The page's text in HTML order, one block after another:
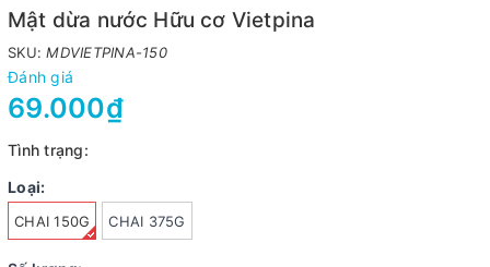
Mật dừa nước Hữu cơ Vietpina
SKU:MDVIETPINA-150
Đánh giá
69.000₫
Tình trạng:
Loại:
CHAI 150G CHAI 375G